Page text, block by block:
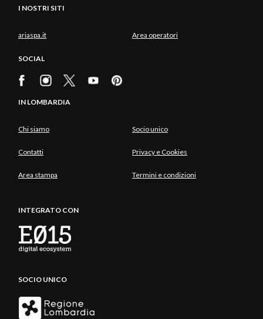
I NOSTRI SITI
ariaspa.it Area operatori
SOCIAL
IN LOMBARDIA
Chi siamo Socio unico
Contatti Privacy e Cookies
Area stampa Termini e condizioni
INTEGRATO CON
SOCIO UNICO